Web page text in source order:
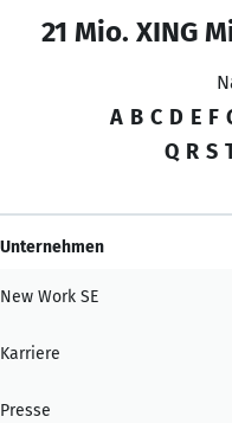
21 Mio. XING
A B C D E F
Q R S
Unternehmen
New Work SE
Karriere
Presse